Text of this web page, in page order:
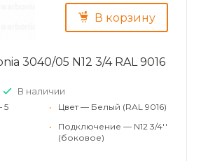
В корзину
3040/05 N12 3/4 RAL 9016
В наличии
5
•
Цвет — Белый (RAL 9016)
•
Подключение — N12 3/4''
(боковое)